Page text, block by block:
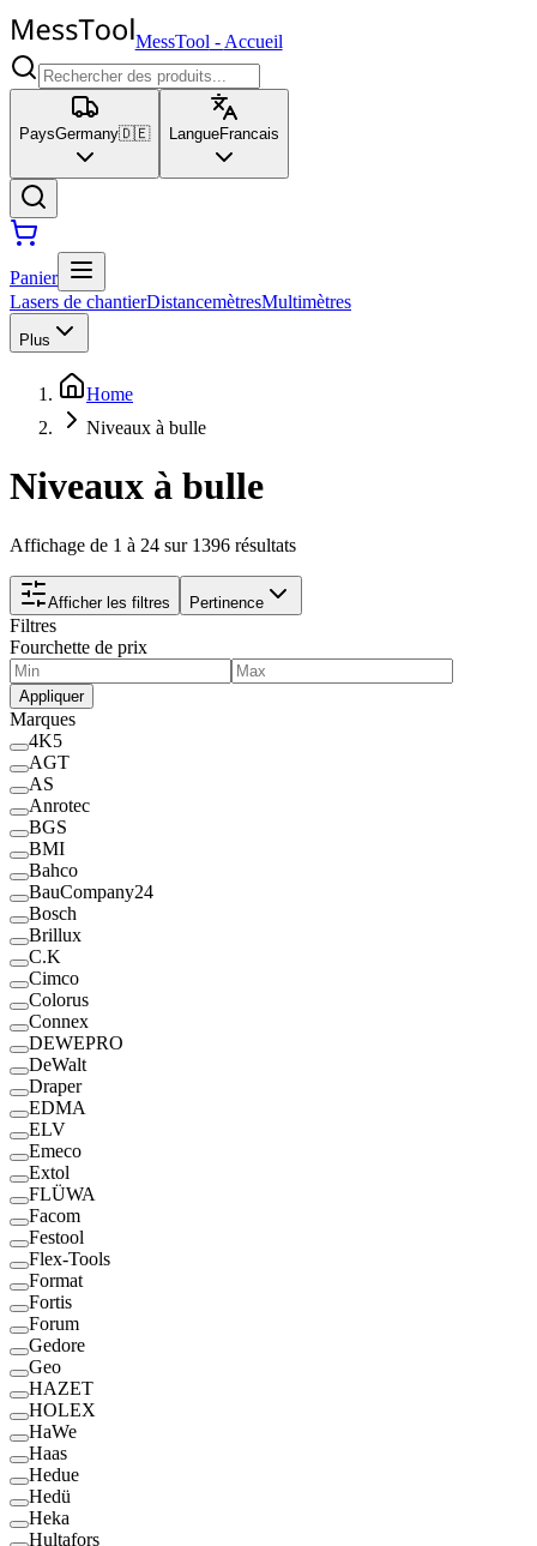
MessTool - Accueil
PaysGermany🇩🇪 LangueFrancais
Panier
Lasers de chantierDistancemètresMultimètres
Plus
Home
Niveaux à bulle
Niveaux à bulle
Affichage de 1 à 24 sur 1396 résultats
Afficher les filtres Pertinence
Filtres
Fourchette de prix
Appliquer
Marques
4K5
AGT
AS
Anrotec
BGS
BMI
Bahco
BauCompany24
Bosch
Brillux
C.K
Cimco
Colorus
Connex
DEWEPRO
DeWalt
Draper
EDMA
ELV
Emeco
Extol
FLÜWA
Facom
Festool
Flex-Tools
Format
Fortis
Forum
Gedore
Geo
HAZET
HOLEX
HaWe
Haas
Hedue
Hedü
Heka
Hultafors